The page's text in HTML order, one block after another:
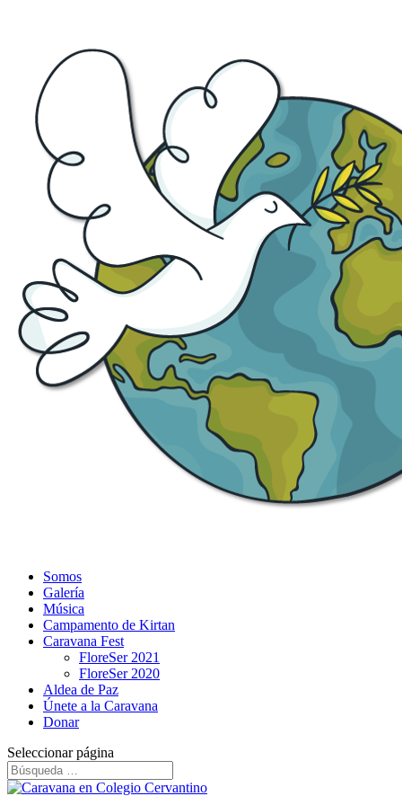
Somos
Galería
Música
Campamento de Kirtan
Caravana Fest
FloreSer 2021
FloreSer 2020
Aldea de Paz
Únete a la Caravana
Donar
Seleccionar página